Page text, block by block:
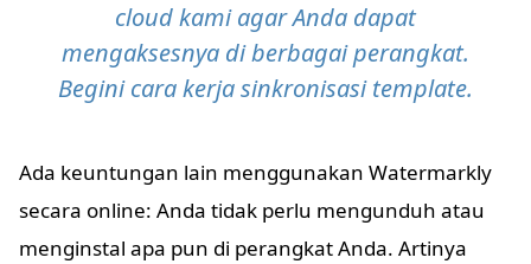
cloud kami agar Anda dapat
mengaksesnya di berbagai perangkat.
Begini cara kerja sinkronisasi template.
Ada keuntungan lain menggunakan Watermarkly
secara online: Anda tidak perlu mengunduh atau
menginstal apa pun di perangkat Anda. Artinya